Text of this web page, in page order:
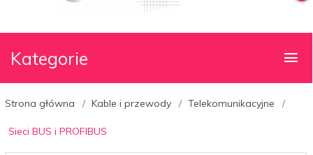
Kategorie
Strona główna Kable i przewody Telekomunikacyjne
Sieci BUS i PROFIBUS